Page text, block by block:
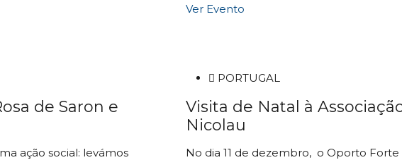
Ver Evento
de Saron e
ação social: levámos
PORTUGAL
Visita de Natal à
Nicolau
No dia 11 de dezembro, o Oporto